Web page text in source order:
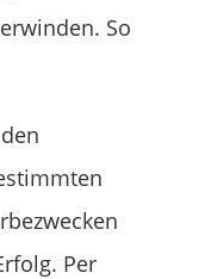
So
Per